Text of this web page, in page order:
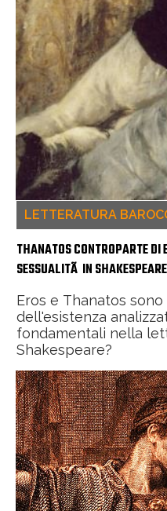
LETTERATURA
THANATOS CONTROPARTE DI
SESSUALITÃ IN SHAKESPEARE
Eros e Thanatos
dell'esistenza
fondamentali nella
Shakespeare?